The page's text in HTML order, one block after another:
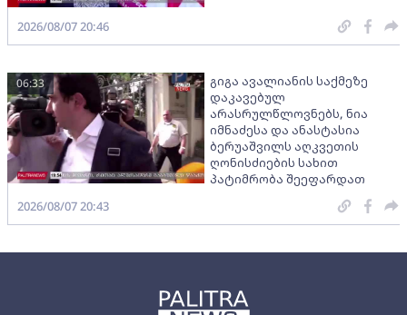
2026/08/07 20:46
გიგა ავალიანის საქმეზე
დაკავებულ
არასრულწლოვნებს, ნია
იმნაძესა და ანასტასია
ბერუაშვილს აღკვეთის
ღონისძიების სახით
პატიმრობა შეეფარდათ
06:33
2026/08/07 20:43